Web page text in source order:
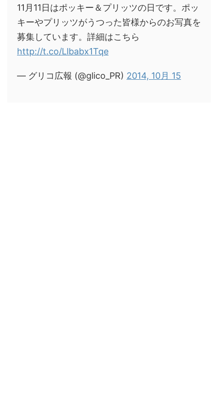
11月11日はポッキー＆プリッツの日です。ポッ
キーやプリッツがうつった皆様からのお写真を
募集しています。詳細はこちら
http://t.co/Llbabx1Tqe
— グリコ広報 (@glico_PR) 2014, 10月 15